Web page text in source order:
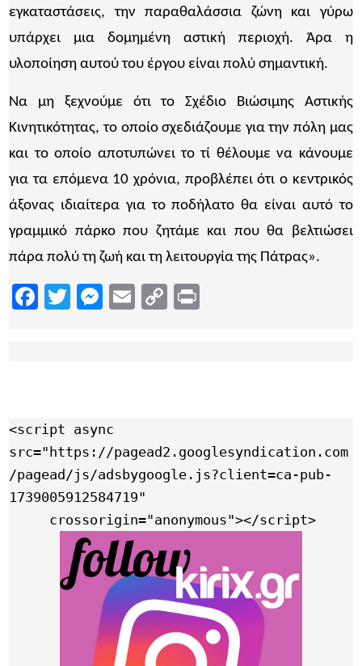
εγκαταστάσεις, την παραθαλάσσια ζώνη και γύρω
υπάρχει μια δομημένη αστική περιοχή. Άρα η
υλοποίηση αυτού του έργου είναι πολύ σημαντική.
Να μη ξεχνούμε ότι το Σχέδιο Βιώσιμης Αστικής
Κινητικότητας, το οποίο σχεδιάζουμε για την πόλη μας
και το οποίο αποτυπώνει το τί θέλουμε να κάνουμε
για τα επόμενα 10 χρόνια, προβλέπει ότι ο κεντρικός
άξονας ιδιαίτερα για το ποδήλατο θα είναι αυτό το
γραμμικό πάρκο που ζητάμε και που θα βελτιώσει
πάρα πολύ τη ζωή και τη λειτουργία της Πάτρας».
Facebook
TwitterMessenger
EmailCopy
<script async
src="https://pagead2.googlesyndication.com
/pagead/js/adsbygoogle.js?client=ca-pub-
1739005912584719"
     crossorigin="anonymous"></script>